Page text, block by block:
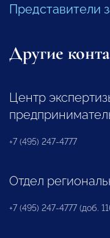
Представители
Другие
Центр
+7 (495) 247-4777
Отдел
+7 (495) 247-4777 (доб.